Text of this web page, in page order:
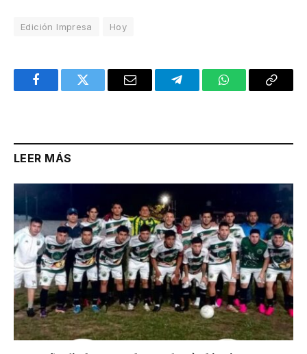
Edición Impresa Hoy
FacebookTwitter Email TelegramWhatsAppCopy
LEER MÁS